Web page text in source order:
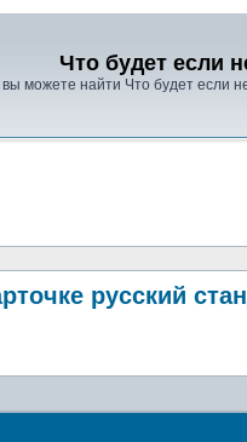
Что будет если
можете найти Что будет если
русский